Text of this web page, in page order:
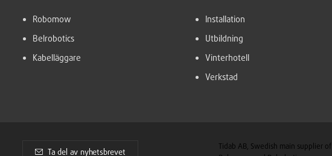
Robomow
Belrobotics
Kabelläggare
Installation
Utbildning
Vinterhotell
Verkstad
Ta del av nyhetsbrevet
Tidab AB, Swedish main supplier of